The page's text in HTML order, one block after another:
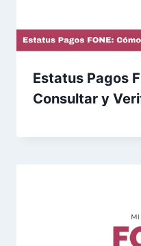
Estatus Pagos
Consultar y